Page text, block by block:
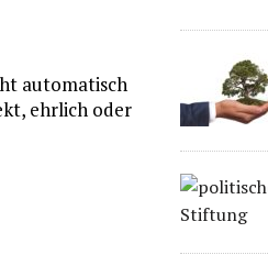
automatisch
ehrlich oder